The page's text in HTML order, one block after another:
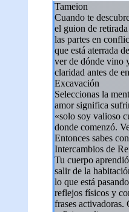
Tameion
Cuando te
el guion de
las partes en
que está aterrada
ver de dónde vino
claridad antes de
Excavación
Seleccionas la
amor significa
«solo soy valioso
donde comenzó.
Entonces sabes
Intercambios de
Tu cuerpo
salir de la
lo que está
reflejos físicos y
frases activadoras.